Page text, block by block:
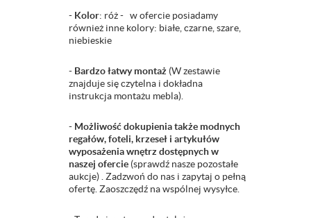
- Kolor: róż - w ofercie posiadamy
również inne kolory: białe, czarne, szare,
niebieskie
- Bardzo łatwy montaż (W zestawie
znajduje się czytelna i dokładna
instrukcja montażu mebla).
- Możliwość dokupienia także modnych
regałów, foteli, krzeseł i artykułów
wyposażenia wnętrz dostępnych w
naszej ofercie (sprawdź nasze pozostałe
aukcje) . Zadzwoń do nas i zapytaj o pełną
ofertę. Zaoszczędź na wspólnej wysyłce.